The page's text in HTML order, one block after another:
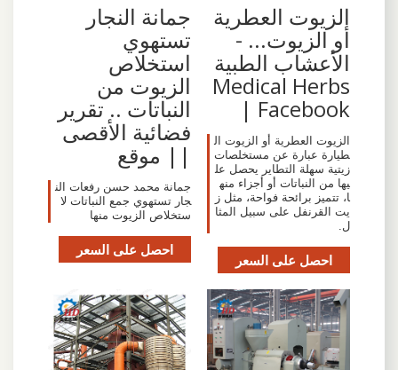
‫الزيوت العطرية
أو الزيوت... -
الأعشاب الطبية
Medical Herbs
| Facebook‬
الزيوت العطرية أو الزيوت ال
طيارة عبارة عن مستخلصات
زيتية سهلة التطاير يحصل عل
يها من النباتات أو أجزاء منه
ا، تتميز برائحة فواحة، مثل ز
يت القرنفل على سبيل المثا
ل.
احصل على السعر
جمانة النجار
تستهوي
استخلاص
الزيوت من
النباتات .. تقرير
فضائية الأقصى
|| موقع
جمانة محمد حسن رفعات الن
جار تستهوي جمع النباتات لا
ستخلاص الزيوت منها
احصل على السعر